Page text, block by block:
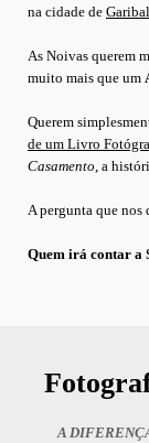
na cidade de
As Noivas querem
muito mais que um
Querem
de um Livro
Casamento , a
A pergunta que nos
Quem irá contar a
A